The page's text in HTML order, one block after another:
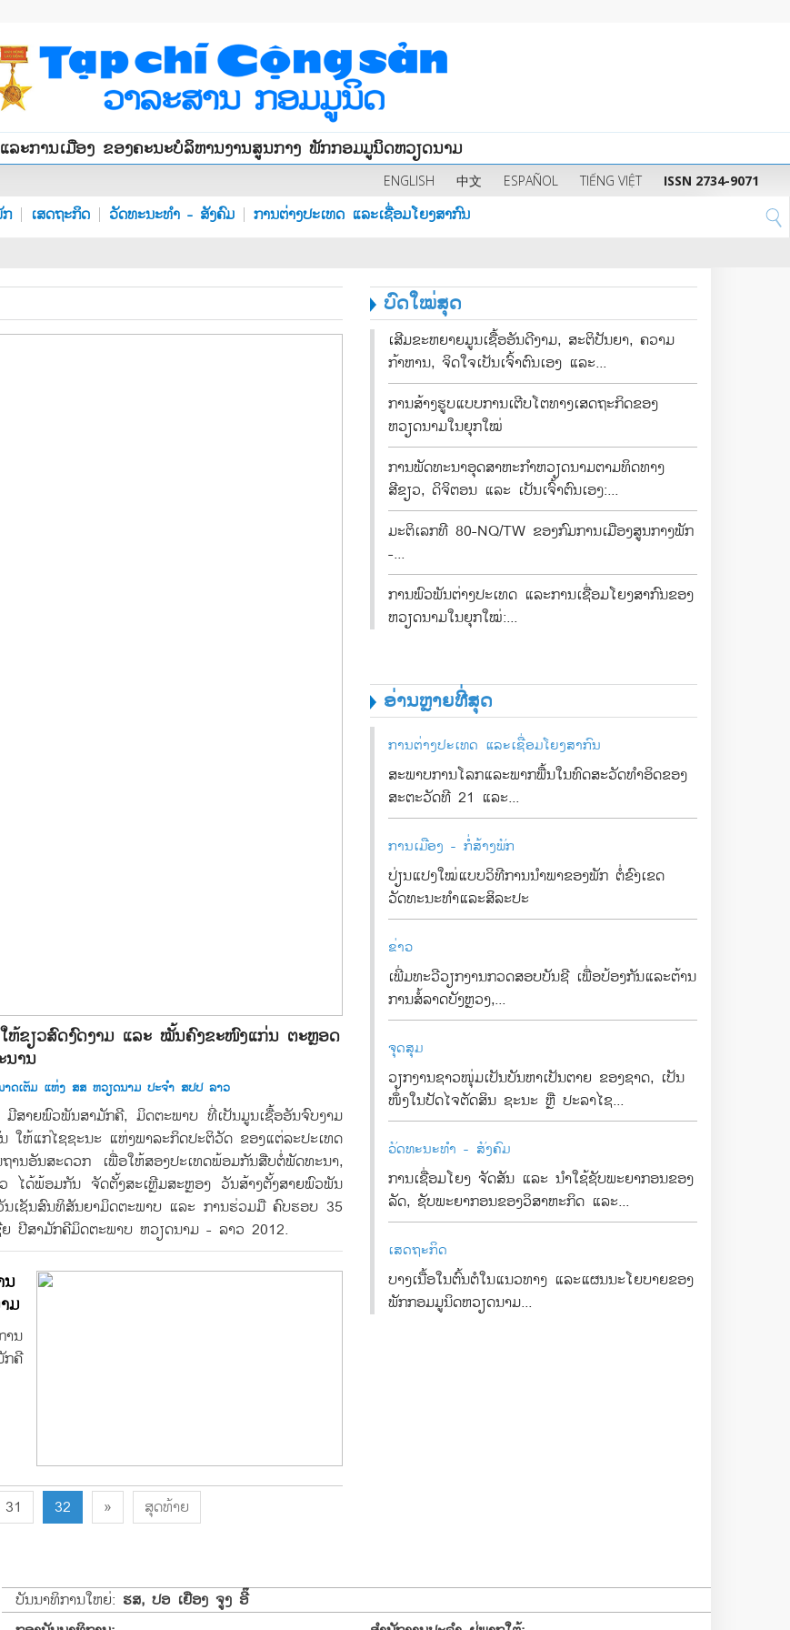
ລະການເມືອງ ຂອງຄະນະບໍລິຫານງານສູນກາງ ພັກກອມມູນິດຫວຽດນາມ
ENGLISH 中文 ESPAÑOL TIẾNG VIỆT ISSN 2734-9071
ເສດຖະກິດ ວັດທະນະທຳ - ສັງຄົມ ການຕ່າງປະເທດ ແລະເຊື່ອມໂຍງສາກົນ
ຫ້ຂຽວສົດງົດງາມ ແລະ ໝັ້ນຄົງຂະໜົງແກ່ນ ຕະຫຼອດ
ນານ
າດເຕັມ ແຫ່ງ ສສ ຫວຽດນາມ ປະຈຳ ສປປ ລາວ
ສາຍພົວພັນສາມັກຄີ, ມິດຕະພາບ ທີ່ເປັນມູນເຊື້ອອັນຈົບງາມ
ໃຫ້ແກ່ໄຊຊະນະ ແຫ່ງພາລະກິດປະຕິວັດ ຂອງແຕ່ລະປະເທດ
ນອັນສະດວກ ເພື່ອໃຫ້ສອງປະເທດພ້ອມກັນສືບຕໍ່ພັດທະນາ,
ດ້ພ້ອມກັນ ຈັດຕັ້ງສະເຫຼີມສະຫຼອງ ວັນສ້າງຕັ້ງສາຍພົວພັນ
ຊັນສົນທິສັນຍາມິດຕະພາບ ແລະ ການຮ່ວມມື ຄົບຮອບ 35
ປີສາມັກຄີມິດຕະພາບ ຫວຽດນາມ - ລາວ 2012.
ນ
ມ
ນ
ກຄີ
31 32 » ສຸດທ້າຍ
ບົດໃໝ່ສຸດ
ເສີມຂະຫຍາຍມູນເຊື້ອອັນດີງາມ, ສະຕິປັນຍາ, ຄວາມ
ກ້າຫານ, ຈິດໃຈເປັນເຈົ້າຕົນເອງ ແລະ...
ການສ້າງຮູບແບບການເຕີບໂຕທາງເສດຖະກິດຂອງ
ຫວຽດນາມໃນຍຸກໃໝ່
ການພັດທະນາອຸດສາຫະກຳຫວຽດນາມຕາມທິດທາງ
ສີຂຽວ, ດິຈິຕອນ ແລະ ເປັນເຈົ້າຕົນເອງ:...
ມະຕິເລກທີ 80-NQ/TW ຂອງກົມການເມືອງສູນກາງພັກ
-...
ການພົວພັນຕ່າງປະເທດ ແລະການເຊື່ອມໂຍງສາກົນຂອງ
ຫວຽດນາມໃນຍຸກໃໝ່:...
ອ່ານຫຼາຍທີ່ສຸດ
ການຕ່າງປະເທດ ແລະເຊື່ອມໂຍງສາກົນ
ສະພາບການໂລກແລະພາກພື້ນໃນທົດສະວັດທໍາອິດຂອງ
ສະຕະວັດທີ 21 ແລະ...
ການເມືອງ - ກໍ່ສ້າງພັກ
ປ່ຽນແປງໃໝ່ແບບວິທີການນຳພາຂອງພັກ ຕໍ່ຂົງເຂດ
ວັດທະນະທຳແລະສິລະປະ
ຂ່າວ
ເພີ່ມທະວີວຽກງານກວດສອບບັນຊີ ເພື່ອປ້ອງກັນແລະຕ້ານ
ການສໍ້ລາດບັງຫຼວງ,...
ຈຸດສຸມ
ວຽກງານຊາວໜຸ່ມເປັນບັນຫາເປັນຕາຍ ຂອງຊາດ, ເປັນ
ໜຶ່ງໃນປັດໄຈຕັດສິນ ຊະນະ ຫຼື ປະລາໄຊ...
ວັດທະນະທຳ - ສັງຄົມ
ການເຊື່ອມໂຍງ ຈັດສັນ ແລະ ນຳໃຊ້ຊັບພະຍາກອນຂອງ
ລັດ, ຊັບພະຍາກອນຂອງວິສາຫະກິດ ແລະ...
ເສດຖະກິດ
ບາງເນື້ອໃນຕົ້ນຕໍໃນແນວທາງ ແລະແຜນນະໂຍບາຍຂອງ
ພັກກອມມູນິດຫວຽດນາມ...
ບັນນາທິການໃຫຍ່: ຮສ, ປອ ເຢືອງ ຈູງ ອີ໊